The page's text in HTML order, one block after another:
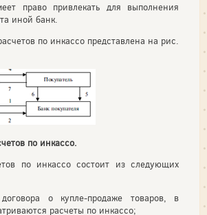
право привлекать для выполнения
иной банк.
по инкассо представлена на рис.
по инкассо.
по инкассо состоит из следующих
о купле-продаже товаров, в
расчеты по инкассо;